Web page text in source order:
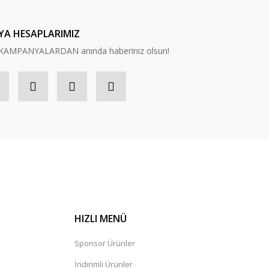
HESAPLARIMIZ
anında haberiniz olsun!
HIZLI MENÜ
Sponsor Ürünler
İndirimli Ürünler